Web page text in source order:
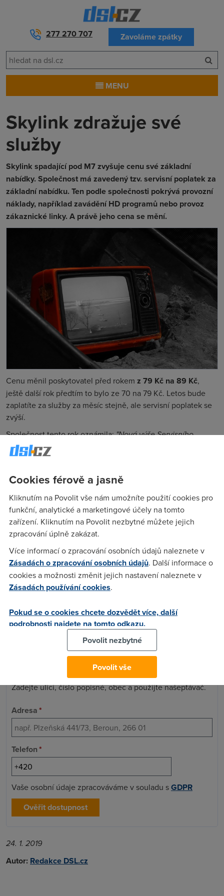
277 270 707 Zavoláme zpátky
MENU
Skylink zdražuje své
služby
Skylink spadající pod M7 zvyšuje cenu své základní
nabídky. Společnost má zavedený tzv. servisní poplatek za
základní nabídku. Ten podle společnosti pokrývá provozní
náklady, například zavádění HD programů nebo provoz
zákaznické linky. A právě jeho cena se mění.
Cenu měnil poskytovatel před rokem z 79 Kč na 89 Kč,
ještě další rok předtím to bylo ze 70 na 79 Kč. Letos bude
zaplatíte za služby za měsíc stejně, ale servisní poplatek se
zvýší.
Společnost tento rok oznámila:"Nová výše Servisního
poplatku činí1 399 Kč/12 měsíců a 2 399 Kč/24 měsíců
Výše Servisního poplatku hrazeného měsíčně
nemění."
Nelíbí se vám to? Pak máte samozřejmě právo od smlouvy
odstoupit. Stač ke dni účinnosti změny neprodlužovat své
další předplatné. Taky můžete od smlouvy bez sankcí
odstoupit. Pokud mátezájem o jinou televizi
kvůli tomu kontaktovat.
Zdroj: idnes.cz/technet
Ověřte si ale nejdřív rychlost
internetu u vás doma
A pokud máte doma pomalý internet, prověřte si, jestli na
vaší adrese není rychlejší technologie nebo levnější varianta:
Dostupnost služeb
Zadejte ulici, číslo popisné, obec a použijte našeptávač.
Adresa*
Telefon*
Vaše osobní údaje zpracováváme v souladu sGDPR
Ověřit dostupnost
24. 1. 2019
Autor: Redakce DSL.cz
Cookies férově a jasně
Kliknutím na Povolit vše nám umožníte použití cookies pro
funkční, analytické a marketingové účely na tomto
zařízení. Kliknutím na Povolit nezbytné můžete jejich
zpracování úplně zakázat.
Více informací o zpracování osobních údajů naleznete v
Zásadách o zpracování osobních údajů. Další informace o
cookies a možnosti změnit jejich nastavení naleznete v
Zásadách používání cookies.
Pokud se o cookies chcete dozvědět více, další
podrobnosti najdete na tomto odkazu.
Povolit nezbytné
Povolit vše